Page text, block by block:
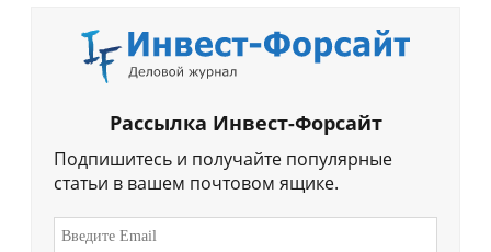
Рассылка Инвест-Форсайт
Подпишитесь и получайте популярные
статьи в вашем почтовом ящике.